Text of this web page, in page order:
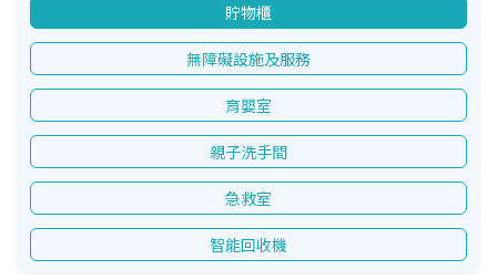
貯物櫃
無障礙設施及服務
育嬰室
親子洗手間
急救室
智能回收機